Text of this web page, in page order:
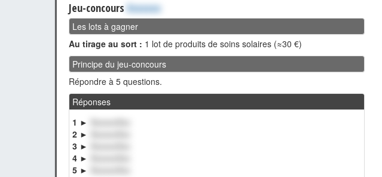
Jeu-concours Xxxxxxx
Les lots à gagner
Au tirage au sort : 1 lot de produits de soins solaires (≈30 €)
Principe du jeu-concours
Répondre à 5 questions.
Réponses
1 ►
2 ►
3 ►
4 ►
5 ►